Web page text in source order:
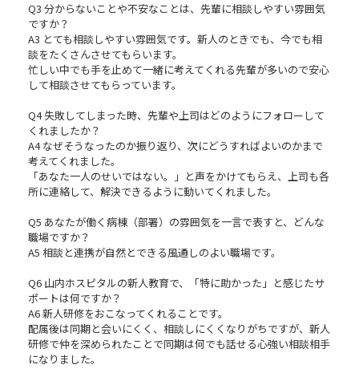
Q3 分からないことや不安なことは、先輩に相談しやすい雰囲気
ですか？
A3 とても相談しやすい雰囲気です。新人のときでも、今でも相
談をたくさんさせてもらいます。
忙しい中でも手を止めて一緒に考えてくれる先輩が多いので安心
して相談させてもらっています。
Q4 失敗してしまった時、先輩や上司はどのようにフォローして
くれましたか？
A4 なぜそうなったのか振り返り、次にどうすればよいのかまで
考えてくれました。
「あなた一人のせいではない。」と声をかけてもらえ、上司も各
所に連絡して、解決できるように動いてくれました。
Q5 あなたが働く病棟（部署）の雰囲気を一言で表すと、どんな
職場ですか？
A5 相談と連携が自然とできる風通しのよい職場です。
Q6 山内ホスピタルの新人教育で、「特に助かった」と感じたサ
ポートは何ですか？
A6 新人研修をおこなってくれることです。
配属後は同期と会いにくく、相談しにくくなりがちですが、新人
研修で仲を深められたことで同期は何でも話せる心強い相談相手
になりました。